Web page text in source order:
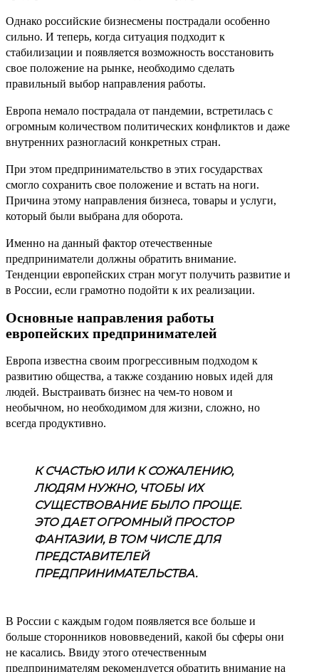
Однако российские бизнесмены пострадали особенно
сильно. И теперь, когда ситуация подходит к
стабилизации и появляется возможность восстановить
свое положение на рынке, необходимо сделать
правильный выбор направления работы.
Европа немало пострадала от пандемии, встретилась с
огромным количеством политических конфликтов и даже
внутренних разногласий конкретных стран.
При этом предпринимательство в этих государствах
смогло сохранить свое положение и встать на ноги.
Причина этому направления бизнеса, товары и услуги,
который были выбрана для оборота.
Именно на данный фактор отечественные
предприниматели должны обратить внимание.
Тенденции европейских стран могут получить развитие и
в России, если грамотно подойти к их реализации.
Основные направления работы
европейских предпринимателей
Европа известна своим прогрессивным подходом к
развитию общества, а также созданию новых идей для
людей. Выстраивать бизнес на чем-то новом и
необычном, но необходимом для жизни, сложно, но
всегда продуктивно.
К СЧАСТЬЮ ИЛИ К СОЖАЛЕНИЮ,
ЛЮДЯМ НУЖНО, ЧТОБЫ ИХ
СУЩЕСТВОВАНИЕ БЫЛО ПРОЩЕ.
ЭТО ДАЕТ ОГРОМНЫЙ ПРОСТОР
ФАНТАЗИИ, В ТОМ ЧИСЛЕ ДЛЯ
ПРЕДСТАВИТЕЛЕЙ
ПРЕДПРИНИМАТЕЛЬСТВА.
В России с каждым годом появляется все больше и
больше сторонников нововведений, какой бы сферы они
не касались. Ввиду этого отечественным
предпринимателям рекомендуется обратить внимание на